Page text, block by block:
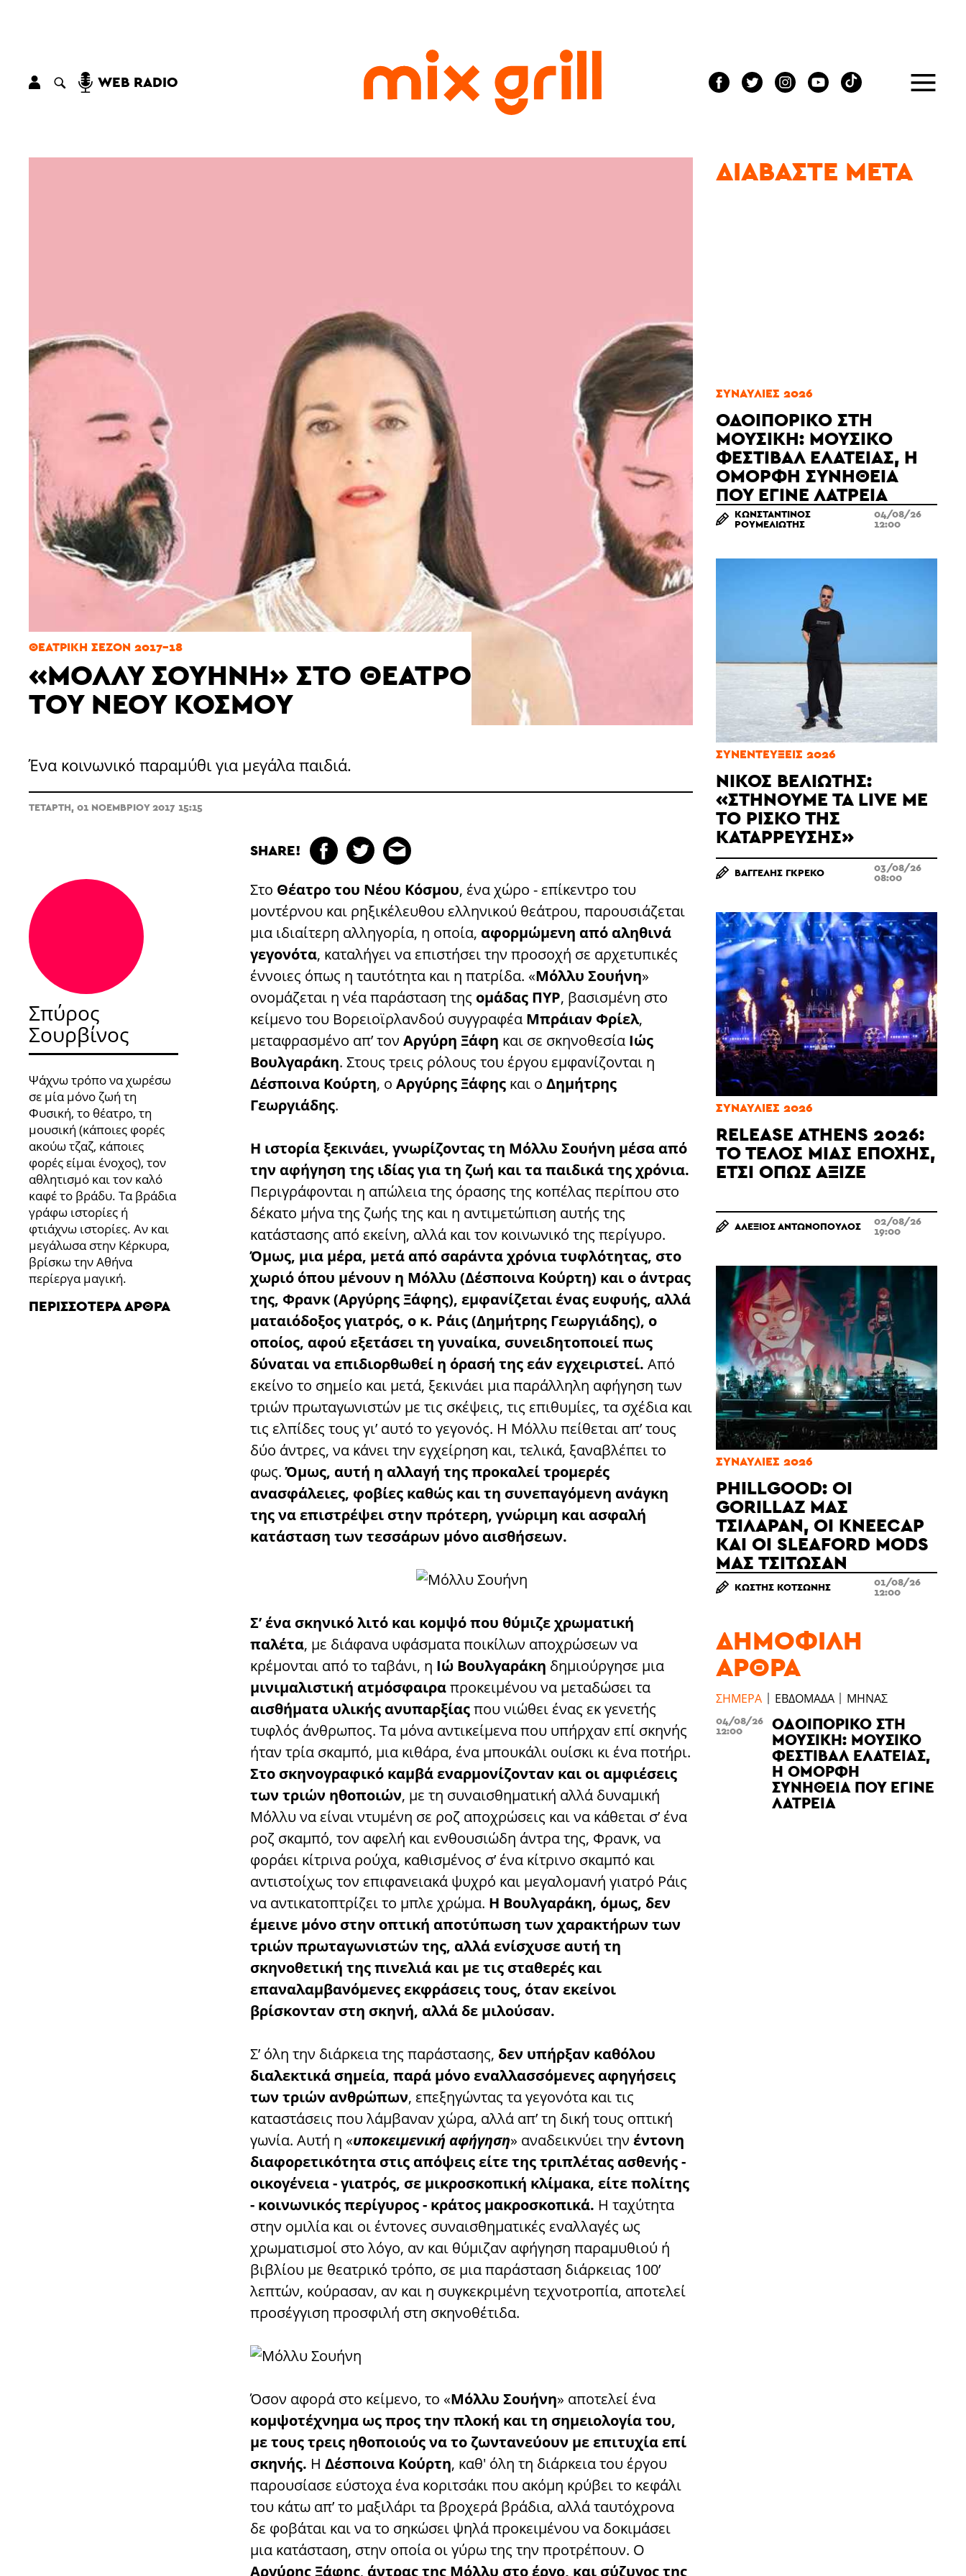
WEB RADIO
ΘΕΑΤΡΙΚΉ ΣΕΖΌΝ 2017-18
«ΜΌΛΛΥ ΣΟΥΉΝΗ» ΣΤΟ ΘΈΑΤΡΟ
ΤΟΥ ΝΈΟΥ ΚΌΣΜΟΥ
Ένα κοινωνικό παραμύθι για μεγάλα παιδιά.
ΤΕΤΆΡΤΗ, 01 ΝΟΕΜΒΡΊΟΥ 2017 15:15
SHARE!
Σπύρος
Σουρβίνος
Ψάχνω τρόπο να χωρέσω
σε μία μόνο ζωή τη
Φυσική, το θέατρο, τη
μουσική (κάποιες φορές
ακούω τζαζ, κάποιες
φορές είμαι ένοχος), τον
αθλητισμό και τον καλό
καφέ το βράδυ. Τα βράδια
γράφω ιστορίες ή
φτιάχνω ιστορίες. Αν και
μεγάλωσα στην Κέρκυρα,
βρίσκω την Αθήνα
περίεργα μαγική.
ΠΕΡΙΣΣΌΤΕΡΑ ΆΡΘΡΑ
Στο Θέατρο του Νέου Κόσμου, ένα χώρο - επίκεντρο του
μοντέρνου και ρηξικέλευθου ελληνικού θεάτρου, παρουσιάζεται
μια ιδιαίτερη αλληγορία, η οποία, αφορμώμενη από αληθινά
γεγονότα, καταλήγει να επιστήσει την προσοχή σε αρχετυπικές
έννοιες όπως η ταυτότητα και η πατρίδα. «Μόλλυ Σουήνη»
ονομάζεται η νέα παράσταση της ομάδας ΠΥΡ, βασισμένη στο
κείμενο του Βορειοϊρλανδού συγγραφέα Μπράιαν Φρίελ,
μεταφρασμένο απ’ τον Αργύρη Ξάφη και σε σκηνοθεσία Ιώς
Βουλγαράκη. Στους τρεις ρόλους του έργου εμφανίζονται η
Δέσποινα Κούρτη, ο Αργύρης Ξάφης και ο Δημήτρης
Γεωργιάδης.
Η ιστορία ξεκινάει, γνωρίζοντας τη Μόλλυ Σουήνη μέσα από
την αφήγηση της ιδίας για τη ζωή και τα παιδικά της χρόνια.
Περιγράφονται η απώλεια της όρασης της κοπέλας περίπου στο
δέκατο μήνα της ζωής της και η αντιμετώπιση αυτής της
κατάστασης από εκείνη, αλλά και τον κοινωνικό της περίγυρο.
Όμως, μια μέρα, μετά από σαράντα χρόνια τυφλότητας, στο
χωριό όπου μένουν η Μόλλυ (Δέσποινα Κούρτη) και ο άντρας
της, Φρανκ (Αργύρης Ξάφης), εμφανίζεται ένας ευφυής, αλλά
ματαιόδοξος γιατρός, ο κ. Ράις (Δημήτρης Γεωργιάδης), ο
οποίος, αφού εξετάσει τη γυναίκα, συνειδητοποιεί πως
δύναται να επιδιορθωθεί η όρασή της εάν εγχειριστεί. Από
εκείνο το σημείο και μετά, ξεκινάει μια παράλληλη αφήγηση των
τριών πρωταγωνιστών με τις σκέψεις, τις επιθυμίες, τα σχέδια και
τις ελπίδες τους γι’ αυτό το γεγονός. Η Μόλλυ πείθεται απ’ τους
δύο άντρες, να κάνει την εγχείρηση και, τελικά, ξαναβλέπει το
φως.Όμως, αυτή η αλλαγή της προκαλεί τρομερές
ανασφάλειες, φοβίες καθώς και τη συνεπαγόμενη ανάγκη
της να επιστρέψει στην πρότερη, γνώριμη και ασφαλή
κατάσταση των τεσσάρων μόνο αισθήσεων.
Σ’ ένα σκηνικό λιτό και κομψό που θύμιζε χρωματική
παλέτα, με διάφανα υφάσματα ποικίλων αποχρώσεων να
κρέμονται από το ταβάνι, η Ιώ Βουλγαράκη δημιούργησε μια
μινιμαλιστική ατμόσφαιραπροκειμένου να μεταδώσει τα
αισθήματα υλικής ανυπαρξίαςπου νιώθει ένας εκ γενετής
τυφλός άνθρωπος. Τα μόνα αντικείμενα που υπήρχαν επί σκηνής
ήταν τρία σκαμπό, μια κιθάρα, ένα μπουκάλι ουίσκι κι ένα ποτήρι.
Στο σκηνογραφικό καμβά εναρμονίζονταν και οι αμφιέσεις
των τριών ηθοποιών, με τη συναισθηματική αλλά δυναμική
Μόλλυ να είναι ντυμένη σε ροζ αποχρώσεις και να κάθεται σ’ ένα
ροζ σκαμπό, τον αφελή και ενθουσιώδη άντρα της, Φρανκ, να
φοράει κίτρινα ρούχα, καθισμένος σ’ ένα κίτρινο σκαμπό και
αντιστοίχως τον επιφανειακά ψυχρό και μεγαλομανή γιατρό Ράις
να αντικατοπτρίζει το μπλε χρώμα. Η Βουλγαράκη, όμως, δεν
έμεινε μόνο στην οπτική αποτύπωση των χαρακτήρων των
τριών πρωταγωνιστών της, αλλά ενίσχυσε αυτή τη
σκηνοθετική της πινελιά και με τις σταθερές και
επαναλαμβανόμενες εκφράσεις τους, όταν εκείνοι
βρίσκονταν στη σκηνή, αλλά δε μιλούσαν.
Σ’ όλη την διάρκεια της παράστασης, δεν υπήρξαν καθόλου
διαλεκτικά σημεία, παρά μόνο εναλλασσόμενες αφηγήσεις
των τριών ανθρώπων, επεξηγώντας τα γεγονότα και τις
καταστάσεις που λάμβαναν χώρα, αλλά απ’ τη δική τους οπτική
γωνία. Αυτή η «υποκειμενική αφήγηση» αναδεικνύει την έντονη
διαφορετικότητα στις απόψεις είτε της τριπλέτας ασθενής -
οικογένεια - γιατρός, σε μικροσκοπική κλίμακα, είτε πολίτης
- κοινωνικός περίγυρος - κράτος μακροσκοπικά. Η ταχύτητα
στην ομιλία και οι έντονες συναισθηματικές εναλλαγές ως
χρωματισμοί στο λόγο, αν και θύμιζαν αφήγηση παραμυθιού ή
βιβλίου με θεατρικό τρόπο, σε μια παράσταση διάρκειας 100’
λεπτών, κούρασαν, αν και η συγκεκριμένη τεχνοτροπία, αποτελεί
προσέγγιση προσφιλή στη σκηνοθέτιδα.
Όσον αφορά στο κείμενο, το «Μόλλυ Σουήνη» αποτελεί ένα
κομψοτέχνημα ως προς την πλοκή και τη σημειολογία του,
με τους τρεις ηθοποιούς να το ζωντανεύουν με επιτυχία επί
σκηνής. Η Δέσποινα Κούρτη, καθ' όλη τη διάρκεια του έργου
παρουσίασε εύστοχα ένα κοριτσάκι που ακόμη κρύβει το κεφάλι
του κάτω απ’ το μαξιλάρι τα βροχερά βράδια, αλλά ταυτόχρονα
δε φοβάται και να το σηκώσει ψηλά προκειμένου να δοκιμάσει
μια κατάσταση, στην οποία οι γύρω της την προτρέπουν. Ο
Αργύρης Ξάφης, άντρας της Μόλλυ στο έργο, και σύζυγος της
ΔΙΑΒΆΣΤΕ ΜΕΤΆ
ΣΥΝΑΥΛΊΕΣ 2026
ΟΔΟΙΠΟΡΙΚΌ ΣΤΗ
ΜΟΥΣΙΚΉ: ΜΟΥΣΙΚΌ
ΦΕΣΤΙΒΆΛ ΕΛΆΤΕΙΑΣ, Η
ΌΜΟΡΦΗ ΣΥΝΉΘΕΙΑ
ΠΟΥ ΈΓΙΝΕ ΛΑΤΡΕΊΑ
ΚΩΝΣΤΑΝΤΊΝΟΣ
ΡΟΥΜΕΛΙΏΤΗΣ
04/08/26
12:00
ΣΥΝΕΝΤΕΎΞΕΙΣ 2026
ΝΊΚΟΣ ΒΕΛΙΏΤΗΣ:
«ΣΤΉΝΟΥΜΕ ΤΑ LIVE ΜΕ
ΤΟ ΡΊΣΚΟ ΤΗΣ
ΚΑΤΆΡΡΕΥΣΗΣ»
ΒΑΓΓΈΛΗΣ ΓΚΡΈΚΟ 03/08/26
08:00
ΣΥΝΑΥΛΊΕΣ 2026
RELEASE ATHENS 2026:
ΤΟ ΤΈΛΟΣ ΜΙΑΣ ΕΠΟΧΉΣ,
ΈΤΣΙ ΌΠΩΣ ΆΞΙΖΕ
ΑΛΈΞΙΟΣ ΑΝΤΩΝΌΠΟΥΛΟΣ 02/08/26
19:00
ΣΥΝΑΥΛΊΕΣ 2026
PHILLGOOD: ΟΙ
GORILLAZ ΜΆΣ
ΤΣΊΛΑΡΑΝ, ΟΙ KNEECAP
ΚΑΙ ΟΙ SLEAFORD MODS
ΜΆΣ ΤΣΊΤΩΣΑΝ
ΚΩΣΤΉΣ ΚΟΤΣΏΝΗΣ 01/08/26
12:00
ΔΗΜΟΦΙΛΉ
ΆΡΘΡΑ
ΣΉΜΕΡΑ ΕΒΔΟΜΆΔΑ ΜΉΝΑΣ
ΟΔΟΙΠΟΡΙΚΌ ΣΤΗ
ΜΟΥΣΙΚΉ: ΜΟΥΣΙΚΌ
ΦΕΣΤΙΒΆΛ ΕΛΆΤΕΙΑΣ,
Η ΌΜΟΡΦΗ
ΣΥΝΉΘΕΙΑ ΠΟΥ ΈΓΙΝΕ
ΛΑΤΡΕΊΑ
04/08/26
12:00